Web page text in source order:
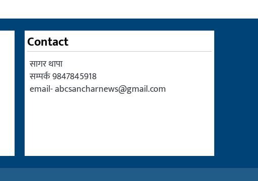
Contact
सागर थापा
सम्पर्क 9847845918
email-abcsancharnews@gmail.com